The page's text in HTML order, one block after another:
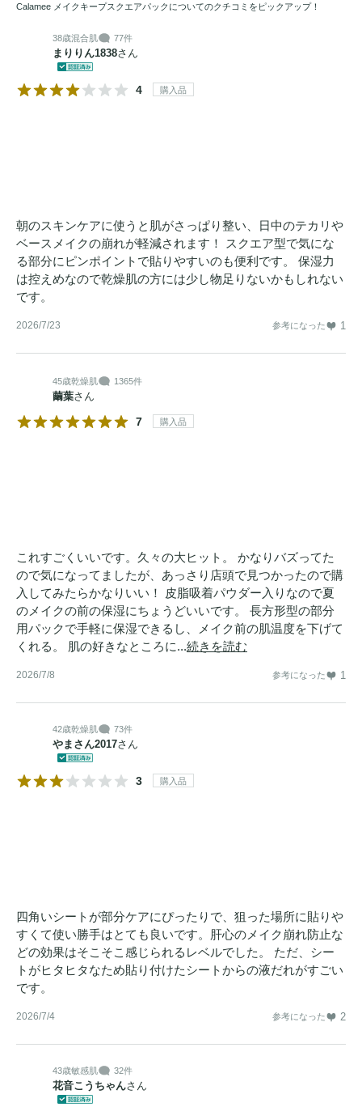
Calamee メイクキープスクエアパックについてのクチコミをピックアップ！
38歳混合肌 77件
まりりん1838さん
4 購入品
朝のスキンケアに使うと肌がさっぱり整い、日中のテカリや
ベースメイクの崩れが軽減されます！ スクエア型で気にな
る部分にピンポイントで貼りやすいのも便利です。 保湿力
は控えめなので乾燥肌の方には少し物足りないかもしれない
です。
2026/7/23 参考になった 1
45歳乾燥肌 1365件
繭葉さん
7 購入品
これすごくいいです。久々の大ヒット。 かなりバズってた
ので気になってましたが、あっさり店頭で見つかったので購
入してみたらかなりいい！ 皮脂吸着パウダー入りなので夏
のメイクの前の保湿にちょうどいいです。 長方形型の部分
用パックで手軽に保湿できるし、メイク前の肌温度を下げて
くれる。 肌の好きなところに...続きを読む
2026/7/8 参考になった 1
42歳乾燥肌 73件
やまさん2017さん
3 購入品
四角いシートが部分ケアにぴったりで、狙った場所に貼りや
すくて使い勝手はとても良いです。肝心のメイク崩れ防止な
どの効果はそこそこ感じられるレベルでした。 ただ、シー
トがヒタヒタなため貼り付けたシートからの液だれがすごい
です。
2026/7/4 参考になった 2
43歳敏感肌 32件
花音こうちゃんさん